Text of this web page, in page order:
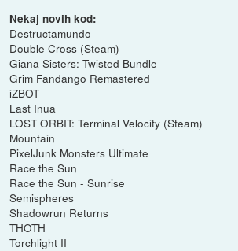
Nekaj novih kod:
Destructamundo
Double Cross (Steam)
Giana Sisters: Twisted Bundle
Grim Fandango Remastered
iZBOT
Last Inua
LOST ORBIT: Terminal Velocity (Steam)
Mountain
PixelJunk Monsters Ultimate
Race the Sun
Race the Sun - Sunrise
Semispheres
Shadowrun Returns
THOTH
Torchlight II